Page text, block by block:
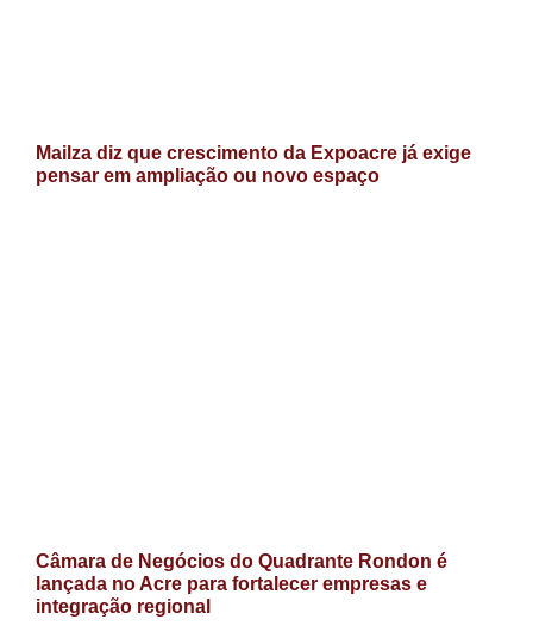
Mailza diz que crescimento da Expoacre já exige
pensar em ampliação ou novo espaço
Câmara de Negócios do Quadrante Rondon é
lançada no Acre para fortalecer empresas e
integração regional